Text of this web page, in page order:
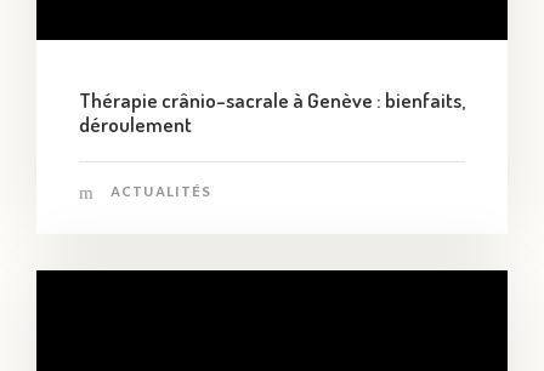
Thérapie crânio-sacrale à Genève : bienfaits,
déroulement
ACTUALITÉS